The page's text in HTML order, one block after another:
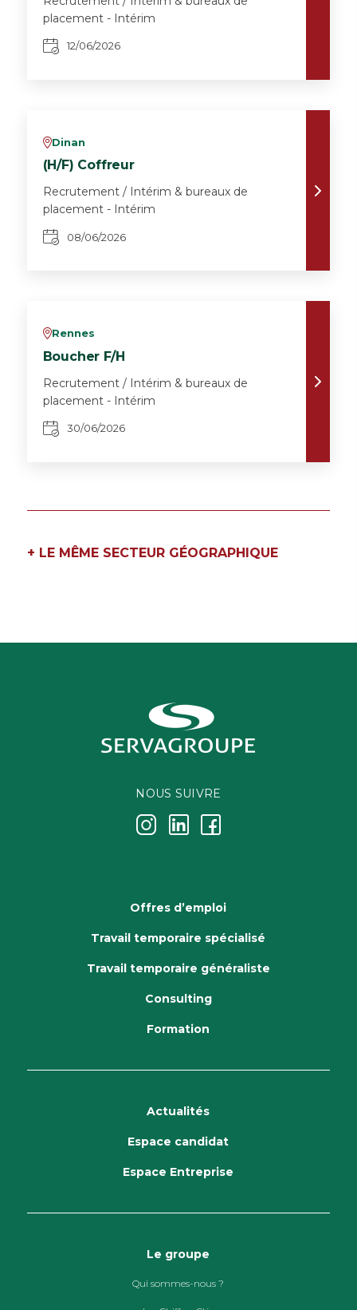
placement - Intérim
12/06/2026
vDinan
(H/F) Coffreur
Recrutement / Intérim & bureaux de
placement - Intérim
08/06/2026
vRennes
Boucher F/H
Recrutement / Intérim & bureaux de
placement - Intérim
30/06/2026
+ LE MÊME SECTEUR GÉOGRAPHIQUE
NOUS SUIVRE
j k i
Offres d’emploi
Travail temporaire spécialisé
Travail temporaire généraliste
Consulting
Formation
Actualités
Espace candidat
Espace Entreprise
Le groupe
Qui sommes-nous ?